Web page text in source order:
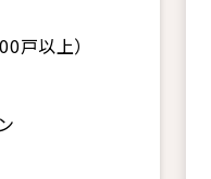
戸以上）